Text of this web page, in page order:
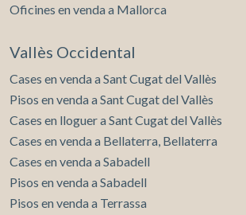
Oficines en venda a Mallorca
Vallès Occidental
Cases en venda a Sant Cugat del Vallès
Pisos en venda a Sant Cugat del Vallès
Cases en lloguer a Sant Cugat del Vallès
Cases en venda a Bellaterra, Bellaterra
Cases en venda a Sabadell
Pisos en venda a Sabadell
Pisos en venda a Terrassa